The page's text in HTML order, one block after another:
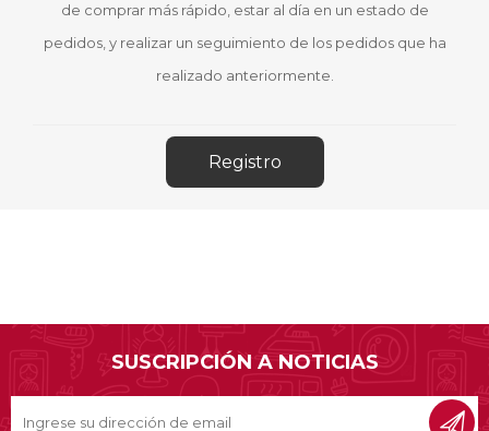
de comprar más rápido, estar al día en un estado de
pedidos, y realizar un seguimiento de los pedidos que ha
realizado anteriormente.
SUSCRIPCIÓN A NOTICIAS